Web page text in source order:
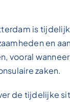
is
en
vooral
zaken.
de tijdelijke